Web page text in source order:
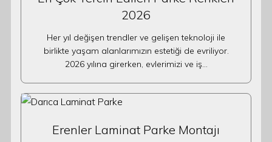
2026
Her yıl değişen trendler ve gelişen teknoloji ile
birlikte yaşam alanlarımızın estetiği de evriliyor.
2026 yılına girerken, evlerimizi ve iş…
Erenler Laminat Parke Montajı